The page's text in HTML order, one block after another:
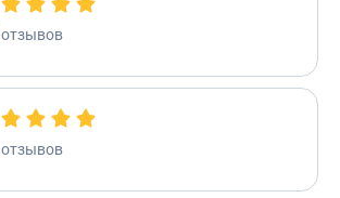
отзывов
отзывов